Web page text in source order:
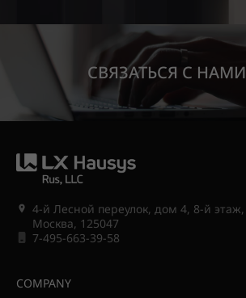
СВЯЗАТЬСЯ С НАМИ
4-й Лесной переулок, дом 4, 8-й этаж,
Москва, 125047
7-495-663-39-58
COMPANY